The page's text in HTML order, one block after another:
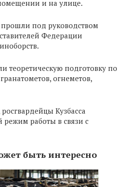
и на улице.
прошли под руководством
Федерации
теоретическую подготовку по
огнеметов,
Кузбасса
работы в связи с
быть интересно